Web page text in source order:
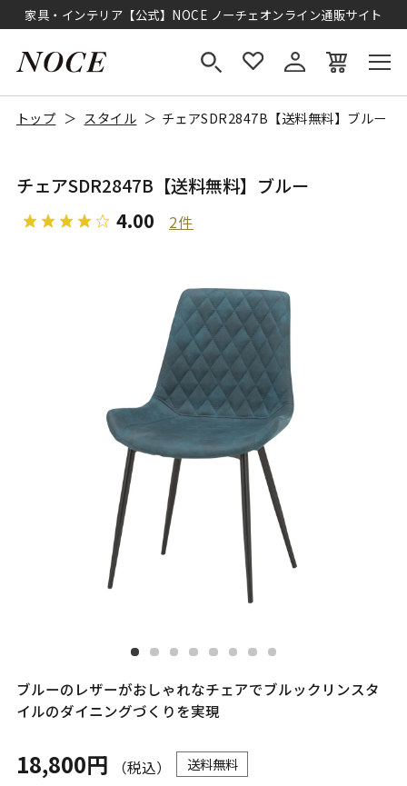
家具・インテリア【公式】NOCE ノーチェオンライン通販サイト
トップ スタイル チェアSDR2847B【送料無料】ブルー
チェアSDR2847B【送料無料】ブルー
4.00 2件
ブルーのレザーがおしゃれなチェアでブルックリンスタ
イルのダイニングづくりを実現
18,800円 （税込） 送料無料